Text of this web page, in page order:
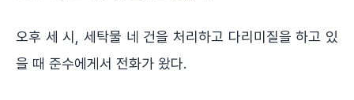
오후 세 시, 세탁물 네 건을 처리하고 다리미질을 하고 있
을 때 준수에게서 전화가 왔다.